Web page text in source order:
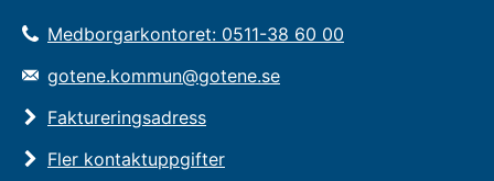
Medborgarkontoret: 0511-38 60 00
gotene.kommun@gotene.se
Faktureringsadress
Fler kontaktuppgifter